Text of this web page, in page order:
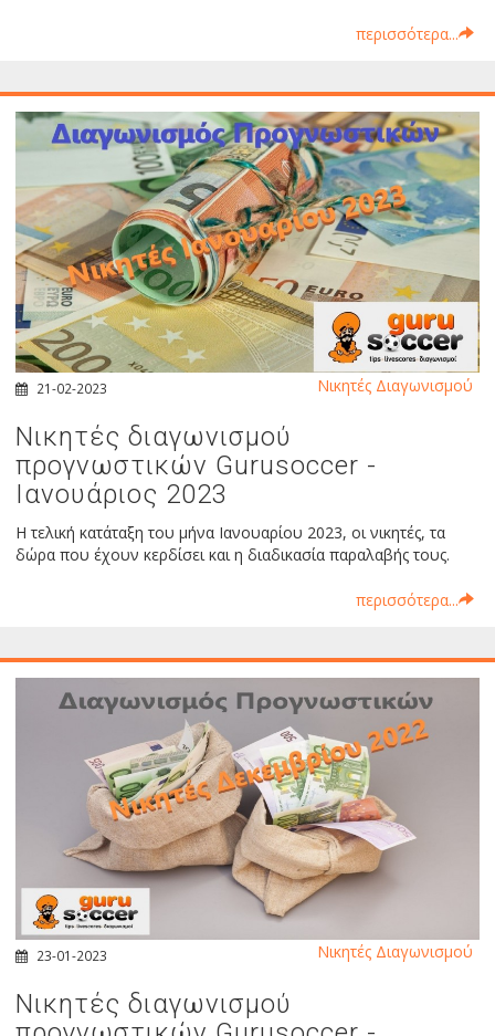
περισσότερα...
21-02-2023
Νικητές διαγωνισμού
προγνωστικών Gurusoccer -
Ιανουάριος 2023
Η τελική κατάταξη του μήνα Ιανουαρίου 2023, οι νικητές, τα
δώρα που έχουν κερδίσει και η διαδικασία παραλαβής τους.
περισσότερα...
Νικητές Διαγωνισμού
23-01-2023
Νικητές διαγωνισμού
Νικητές Διαγωνισμού